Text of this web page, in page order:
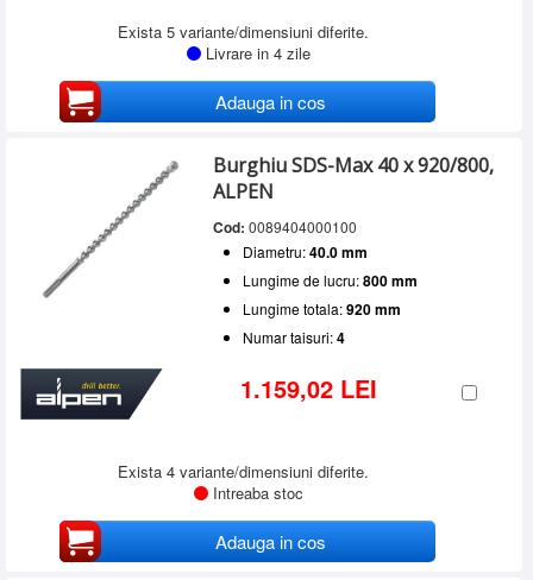
Exista 5 variante/dimensiuni diferite.
Livrare in 4 zile
Adauga in cos
Burghiu SDS-Max 40 x 920/800,
ALPEN
Cod: 0089404000100
Diametru:40.0 mm
Lungime de lucru:800 mm
Lungime totala:920 mm
Numar taisuri:4
1.159,02 LEI
Exista 4 variante/dimensiuni diferite.
Intreaba stoc
Adauga in cos